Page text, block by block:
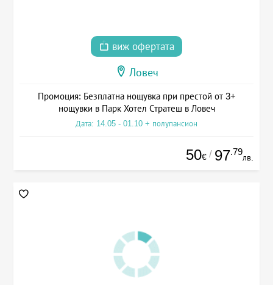
виж офертата
Ловеч
Промоция: Безплатна нощувка при престой от 3+
нощувки в Парк Хотел Стратеш в Ловеч
Дата: 14.05 - 01.10 + полупансион
50€ / 97.79
лв.